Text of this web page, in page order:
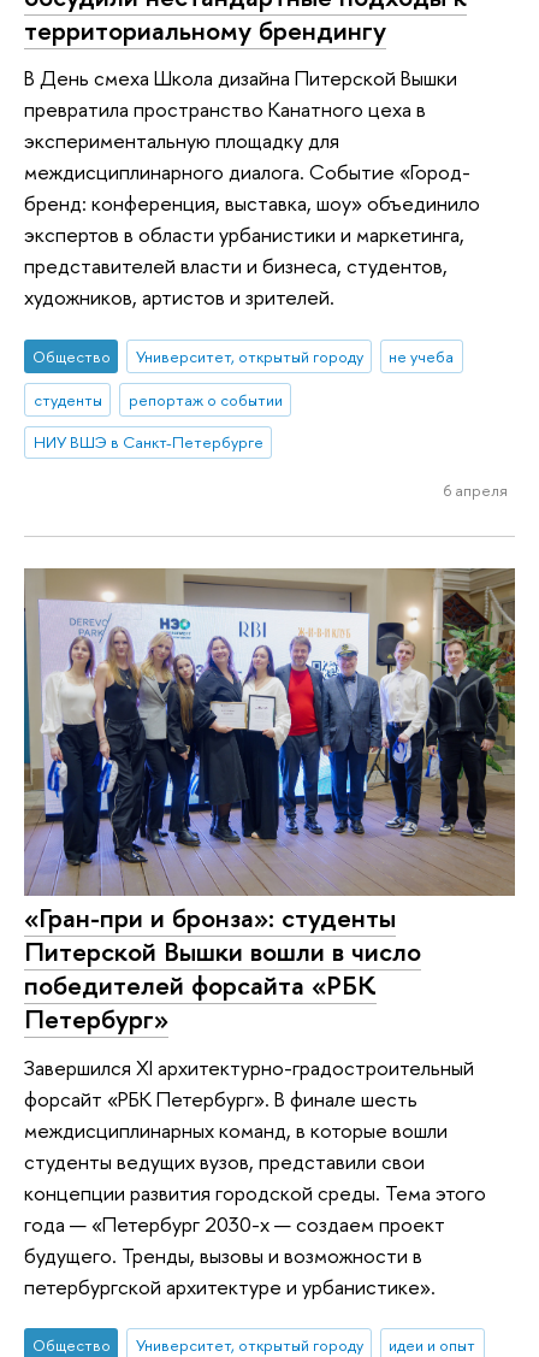
территориальному брендингу
В День смеха Школа дизайна Питерской Вышки
превратила пространство Канатного цеха в
экспериментальную площадку для
междисциплинарного диалога. Событие «Город-
бренд: конференция, выставка, шоу» объединило
экспертов в области урбанистики и маркетинга,
представителей власти и бизнеса, студентов,
художников, артистов и зрителей.
Общество Университет, открытый городу
не учеба
студенты
репортаж о событии
НИУ ВШЭ в Санкт-Петербурге
6 апреля
«Гран-при и бронза»: студенты
Питерской Вышки вошли в число
победителей форсайта «РБК
Петербург»
Завершился XI архитектурно-градостроительный
форсайт «РБК Петербург». В финале шесть
междисциплинарных команд, в которые вошли
студенты ведущих вузов, представили свои
концепции развития городской среды. Тема этого
года — «Петербург 2030-х — создаем проект
будущего. Тренды, вызовы и возможности в
петербургской архитектуре и урбанистике».
Общество Университет, открытый городу идеи и опыт